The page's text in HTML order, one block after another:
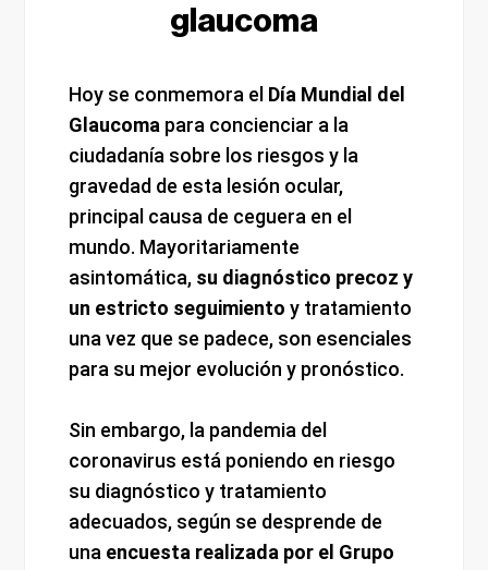
glaucoma
Hoy se conmemora el Día Mundial del
Glaucoma para concienciar a la
ciudadanía sobre los riesgos y la
gravedad de esta lesión ocular,
principal causa de ceguera en el
mundo. Mayoritariamente
asintomática, su diagnóstico precoz y
un estricto seguimiento y tratamiento
una vez que se padece, son esenciales
para su mejor evolución y pronóstico.
Sin embargo, la pandemia del
coronavirus está poniendo en riesgo
su diagnóstico y tratamiento
adecuados, según se desprende de
una encuesta realizada por el Grupo